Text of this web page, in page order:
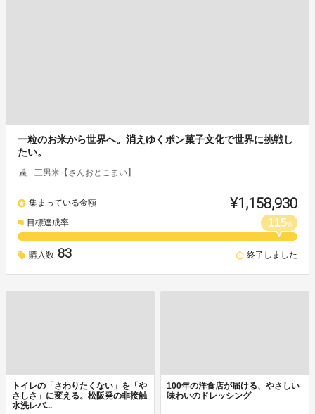
一粒のお米から世界へ。消えゆくポン菓子文化で世界に挑戦し
たい。
三男米【さんおとこまい】
集まっている金額 ¥1,158,930
目標達成率 115%
購入数 83 終了しました
トイレの「さわりたくない」を「や
さしさ」に変える。松阪発の非接触
水洗レバ...
100年の洋食店が届ける、やさしい
味わいのドレッシング